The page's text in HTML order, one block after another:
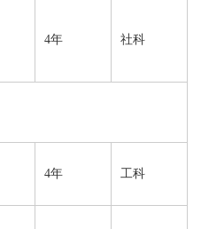
4年 社科
4年 工科